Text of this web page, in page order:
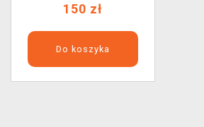
150 zł
Do koszyka